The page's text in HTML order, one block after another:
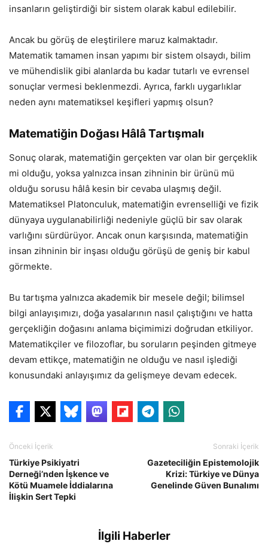
insanların geliştirdiği bir sistem olarak kabul edilebilir.
Ancak bu görüş de eleştirilere maruz kalmaktadır.
Matematik tamamen insan yapımı bir sistem olsaydı, bilim
ve mühendislik gibi alanlarda bu kadar tutarlı ve evrensel
sonuçlar vermesi beklenmezdi. Ayrıca, farklı uygarlıklar
neden aynı matematiksel keşifleri yapmış olsun?
Matematiğin Doğası Hâlâ Tartışmalı
Sonuç olarak, matematiğin gerçekten var olan bir gerçeklik
mi olduğu, yoksa yalnızca insan zihninin bir ürünü mü
olduğu sorusu hâlâ kesin bir cevaba ulaşmış değil.
Matematiksel Platonculuk, matematiğin evrenselliği ve fizik
dünyaya uygulanabilirliği nedeniyle güçlü bir sav olarak
varlığını sürdürüyor. Ancak onun karşısında, matematiğin
insan zihninin bir inşası olduğu görüşü de geniş bir kabul
görmekte.
Bu tartışma yalnızca akademik bir mesele değil; bilimsel
bilgi anlayışımızı, doğa yasalarının nasıl çalıştığını ve hatta
gerçekliğin doğasını anlama biçimimizi doğrudan etkiliyor.
Matematikçiler ve filozoflar, bu soruların peşinden gitmeye
devam ettikçe, matematiğin ne olduğu ve nasıl işlediği
konusundaki anlayışımız da gelişmeye devam edecek.
Önceki İçerik
Türkiye Psikiyatri
Derneği’nden İşkence ve
Kötü Muamele İddialarına
İlişkin Sert Tepki
Sonraki İçerik
Gazeteciliğin Epistemolojik
Krizi: Türkiye ve Dünya
Genelinde Güven Bunalımı
İlgili Haberler